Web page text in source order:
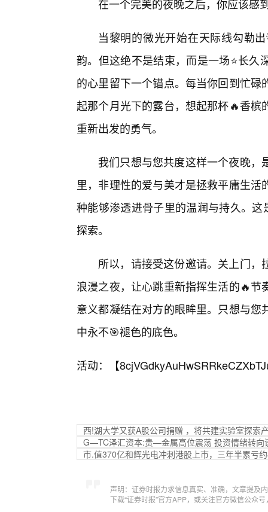
在一个完美的夜晚之后，你应该感
当黎明的微光开始在天际线勾勒
韵。但这绝不是结束，而是一场⭐长
的心里留下一个锚点。每当你回到忙
起那个月光下的露台，想起那杯🔥香
重新出发的勇气。
我们只想与您共度这样一个夜晚
里，非理性的爱与美才是拯救平庸生
种能够渗透进骨子里的温润与持久。
探索。
所以，请接受这份邀请。关上门
浪漫之夜，让心跳重新指挥生活的🔥
意义都凝结在对方的眼眸里。只想与
中永不🎯褪色的底色。
活动：【
西!湖大学又获A股公司捐赠 ，将共建实验室探索
G—TC泽汇资本:贵—金属高位震荡 投资情绪转向
市.值370亿和辉光电冲刺港股上市，三年半累亏
声明：证券时报力求信息真实、准确，文章提及
下载“证券时报”官方APP，或关注官方微信公众